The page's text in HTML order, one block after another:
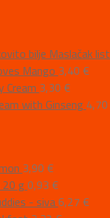
bilje Maslačak list
Mango 3,40 €
Cream 3,30 €
with Ginseng 4,70
3,90 €
20 g 0,93 €
- siva6,27 €